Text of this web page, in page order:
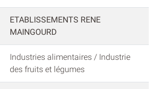
ETABLISSEMENTS RENE
MAINGOURD
Industries alimentaires / Industrie
des fruits et légumes